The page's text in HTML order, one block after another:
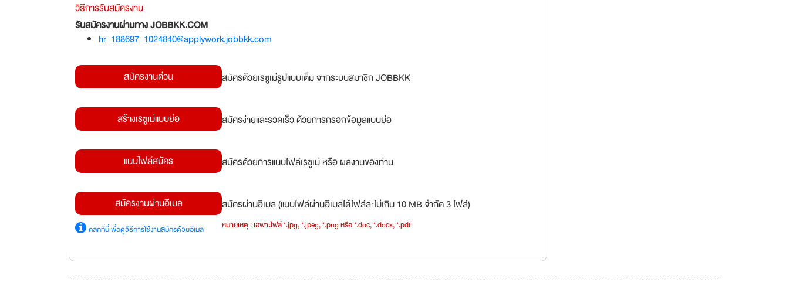
วิธีการรับสมัครงาน
รับสมัครงานผ่านทาง JOBBKK.COM
hr_188697_1024840@applywork.jobbkk.com
สมัครงานด่วน สมัครด้วยเรซูเม่รูปแบบเต็ม จากระบบสมาชิก JOBBKK
สร้างเรซูเม่แบบย่อ สมัครง่ายและรวดเร็ว ด้วยการกรอกข้อมูลแบบย่อ
แนบไฟล์สมัคร สมัครด้วยการแนบไฟล์เรซูเม่ หรือ ผลงานของท่าน
สมัครงานผ่านอีเมล
คลิกที่นี่เพื่อดูวิธีการใช้งานสมัครด้วยอีเมล
สมัครผ่านอีเมล (แนบไฟล์ผ่านอีเมลได้ไฟล์ละไม่เกิน 10 MB จำกัด 3 ไฟล์)
หมายเหตุ : เฉพาะไฟล์ *.jpg, *.jpeg, *.png หรือ *.doc, *.docx, *.pdf